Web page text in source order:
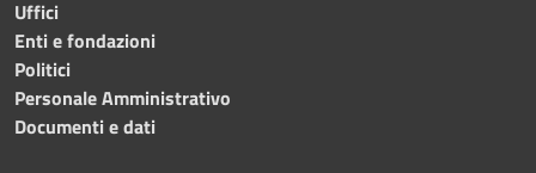
Uffici
Enti e fondazioni
Politici
Personale Amministrativo
Documenti e dati